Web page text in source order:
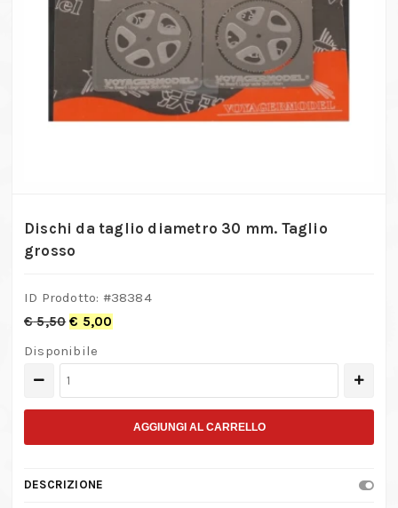
Dischi da taglio diametro 30 mm. Taglio
grosso
ID Prodotto: #38384
€5,50 € 5,00
Disponibile
diametro
mm.
AGGIUNGI AL CARRELLO
DESCRIZIONE